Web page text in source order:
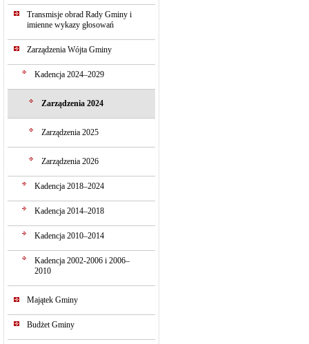
Transmisje obrad Rady Gminy i
imienne wykazy głosowań
Zarządzenia Wójta Gminy
Kadencja 2024–2029
Zarządzenia 2024
Zarządzenia 2025
Zarządzenia 2026
Kadencja 2018–2024
Kadencja 2014–2018
Kadencja 2010–2014
Kadencja 2002-2006 i 2006–
2010
Majątek Gminy
Budżet Gminy